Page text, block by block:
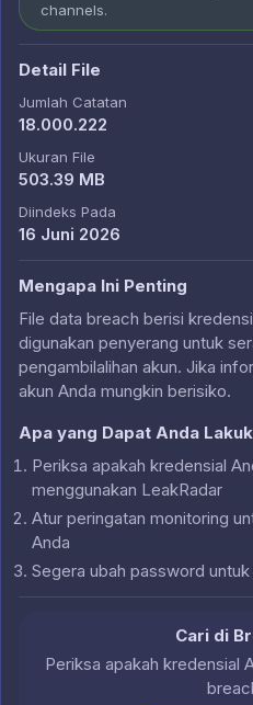
channels.
Detail File
Jumlah Catatan
18.000.222
Ukuran File
503.39 MB
Diindeks Pada
16 Juni 2026
Mengapa Ini Penting
File data breach berisi
digunakan penyerang untuk
pengambilalihan akun. Jika
akun Anda mungkin berisiko.
Apa yang Dapat Anda
Periksa apakah kredensial
menggunakan LeakRadar
Atur peringatan monitoring
Anda
Segera ubah password
Cari di
Periksa apakah kredensial